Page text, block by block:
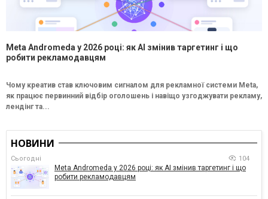
Meta Andromeda у 2026 році: як AI змінив таргетинг і що
робити рекламодавцям
Чому креатив став ключовим сигналом для рекламної системи Meta,
як працює первинний відбір оголошень і навіщо узгоджувати рекламу,
лендінг та...
НОВИНИ
Сьогодні 104
Meta Andromeda у 2026 році: як AI змінив таргетинг і що
робити рекламодавцям